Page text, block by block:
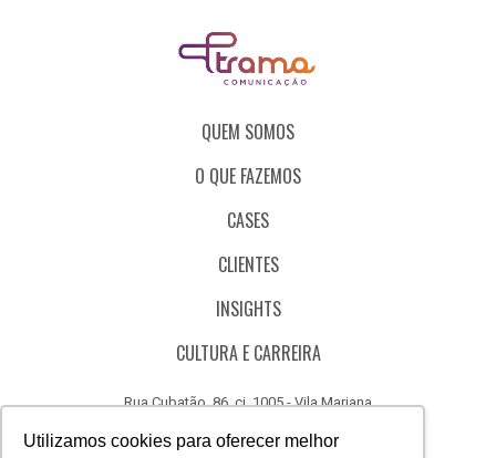
Utilizamos cookies para oferecer melhor
QUEM SOMOS
O QUE FAZEMOS
CASES
CLIENTES
INSIGHTS
CULTURA E CARREIRA
Rua Cubatão, 86, cj. 1005 - Vila Mariana